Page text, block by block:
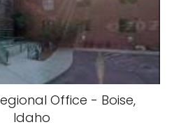
Office - Boise,
Idaho